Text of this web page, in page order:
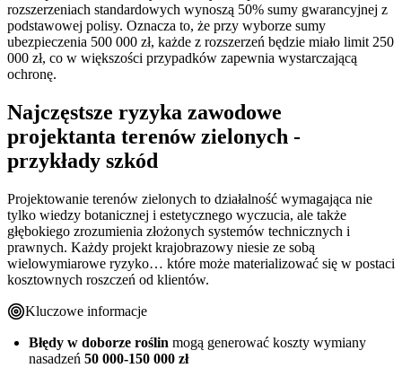
rozszerzeniach standardowych wynoszą 50% sumy gwarancyjnej z
podstawowej polisy. Oznacza to, że przy wyborze sumy
ubezpieczenia 500 000 zł, każde z rozszerzeń będzie miało limit 250
000 zł, co w większości przypadków zapewnia wystarczającą
ochronę.
Najczęstsze ryzyka zawodowe
projektanta terenów zielonych -
przykłady szkód
Projektowanie terenów zielonych to działalność wymagająca nie
tylko wiedzy botanicznej i estetycznego wyczucia, ale także
głębokiego zrozumienia złożonych systemów technicznych i
prawnych. Każdy projekt krajobrazowy niesie ze sobą
wielowymiarowe ryzyko… które może materializować się w postaci
kosztownych roszczeń od klientów.
Kluczowe informacje
Błędy w doborze roślin mogą generować koszty wymiany
nasadzeń 50 000-150 000 zł